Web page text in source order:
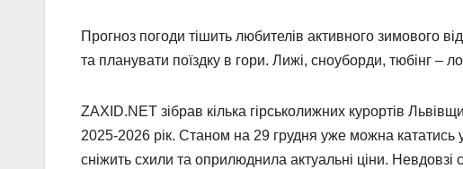
Прогноз погоди тішить любителів активного зимового
та планувати поїздку в гори. Лижі, сноуборди, тюбінг –
ZAXID.NET зібрав кілька гірськолижних курортів
2025-2026 рік. Станом на 29 грудня уже можна
сніжить схили та оприлюднила актуальні ціни.